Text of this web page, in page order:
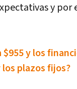
y por
$955 y los
plazos fijos?